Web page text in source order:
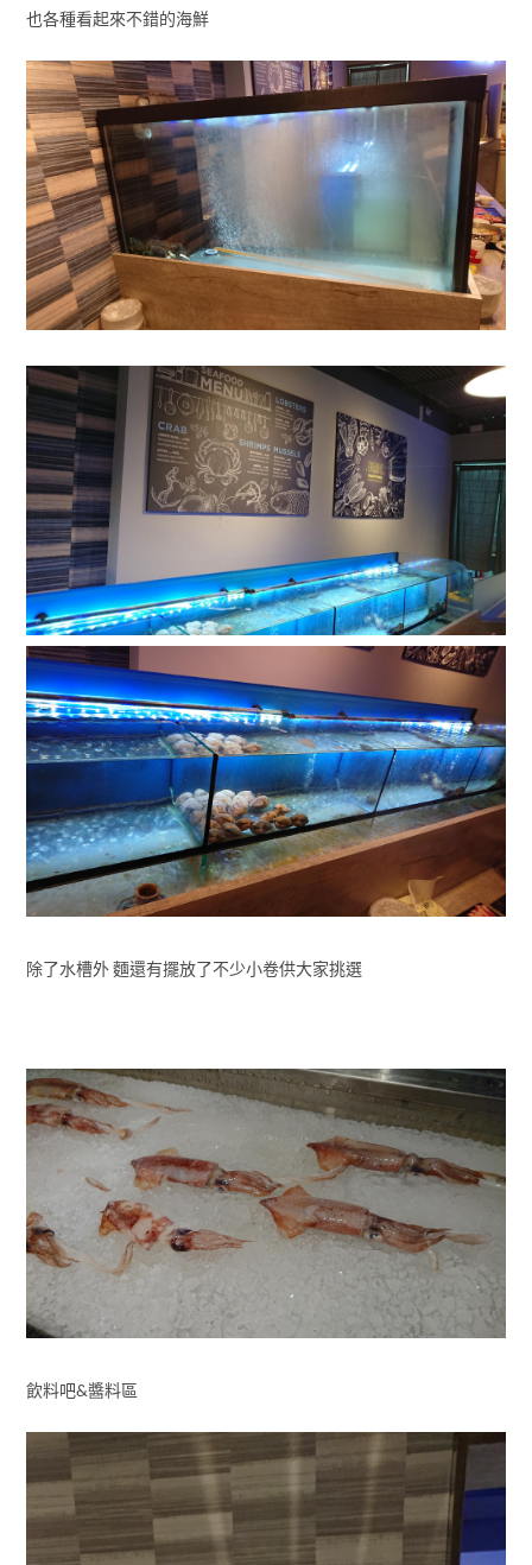
也各種看起來不錯的海鮮
除了水槽外 麵還有擺放了不少小卷供大家挑選
飲料吧&醬料區